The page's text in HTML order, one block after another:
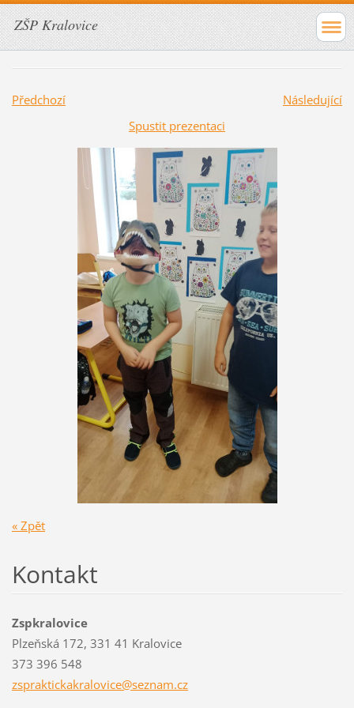
ZŠP Kralovice
Předchozí
Následující
Spustit prezentaci
« Zpět
Kontakt
Zspkralovice
Plzeňská 172, 331 41 Kralovice
373 396 548
zspraktickakralovice@seznam.cz